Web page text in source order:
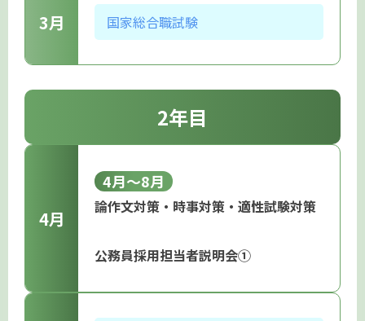
3月 国家総合職試験
2年目
4月
4月〜8月
論作文対策・時事対策・適性試験対策
公務員採用担当者説明会①